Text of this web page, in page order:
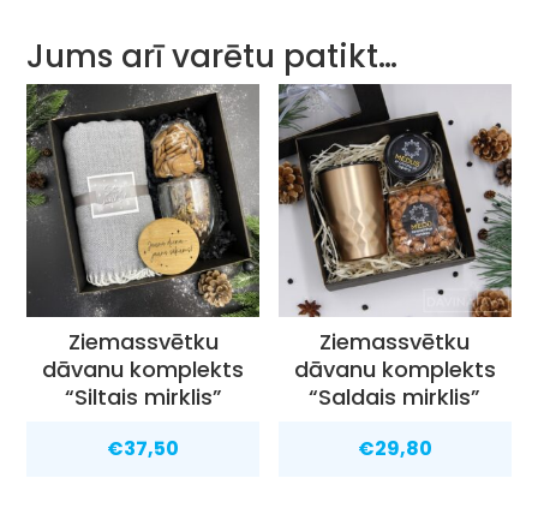
Jums arī varētu patikt…
Ziemassvētku
dāvanu komplekts
“Siltais mirklis”
€37,50
Ziemassvētku
dāvanu komplekts
“Saldais mirklis”
€29,80